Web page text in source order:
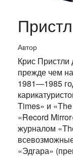
Автор
Крис Пристли
прежде чем
1981—1985
Times» и
«Record
журналом
«Эдгара»